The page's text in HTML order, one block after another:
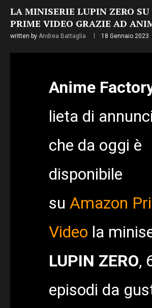
LA MINISERIE LUPIN ZERO
PRIME VIDEO GRAZIE AD
written by Andrea Battaglia 18 Gennaio 2023
Anime
lieta di
che da oggi è
disponibile
su Amazon
Video la
LUPIN ZERO,
episodi da